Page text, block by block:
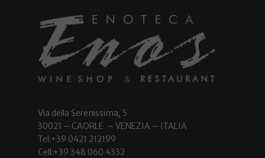
Via della Serenissima, 5
30021 – CAORLE – VENEZIA – ITALIA
Tel:+39 0421 212199
Cell:+39 348 060 4332